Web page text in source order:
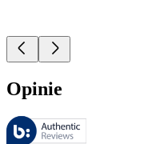
Opinie
Recenzje są zarządzane